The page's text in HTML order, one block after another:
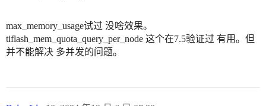
max_memory_usage试过 没啥效果。
tiflash_mem_quota_query_per_node 这个在7.5验证过 有用。但
并不能解决 多并发的问题。